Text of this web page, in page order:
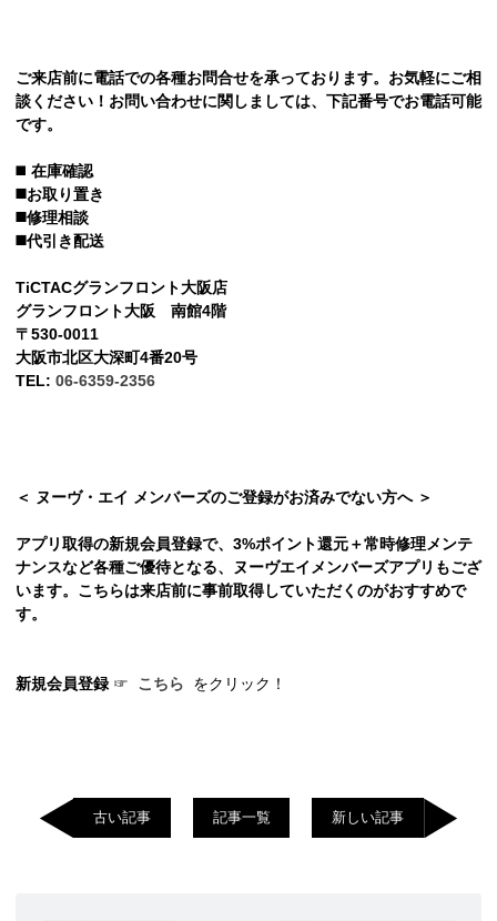
ご来店前に電話での各種お問合せを承っております。お気軽にご相
談ください！お問い合わせに関しましては、下記番号でお電話可能
です。
◼️ 在庫確認
◼️お取り置き
◼️修理相談
◼️代引き配送
TiCTACグランフロント大阪店
グランフロント大阪 南館4階
〒530-0011
大阪市北区大深町4番20号
TEL: 06-6359-2356
＜ ヌーヴ・エイ メンバーズのご登録がお済みでない方へ ＞
アプリ取得の新規会員登録で、3%ポイント還元＋常時修理メンテ
ナンスなど各種ご優待となる、ヌーヴエイメンバーズアプリもござ
います。こちらは来店前に事前取得していただくのがおすすめで
す。
新規会員登録 ☞ こちら をクリック！
古い記事 記事一覧 新しい記事